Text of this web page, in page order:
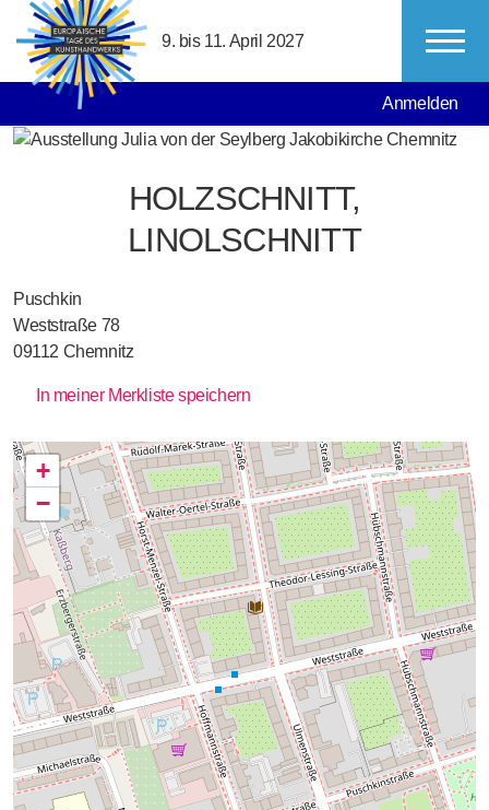
Direkt zum Inhalt
9. bis 11. April 2027
MAIN NAVIGATION USER
Anmelden
HOLZSCHNITT,
LINOLSCHNITT
Puschkin
Weststraße 78
09112 Chemnitz
In meiner Merkliste speichern
+
−